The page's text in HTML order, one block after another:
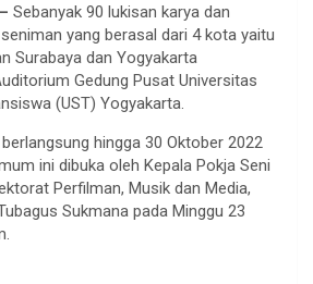
Sebanyak 90 lukisan karya dan
yang berasal dari 4 kota yaitu
Surabaya dan Yogyakarta
Gedung Pusat Universitas
(UST) Yogyakarta.
hingga 30 Oktober 2022
ini dibuka oleh Kepala Pokja Seni
Perfilman, Musik dan Media,
Sukmana pada Minggu 23